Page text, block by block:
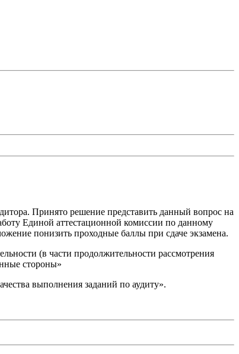
Принято решение представить данный вопрос на
Единой аттестационной комиссии по данному
понизить проходные баллы при сдаче экзамена.
(в части продолжительности рассмотрения
стороны»
выполнения заданий по аудиту».